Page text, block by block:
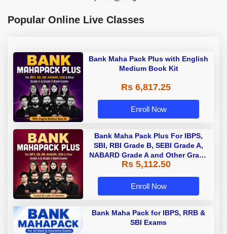
Popular Online Live Classes
Bank Maha Pack Plus with English
Medium Book Kit
Rs 6,817.25
Enroll Now
Bank Maha Pack Plus For IBPS,
SBI, RBI Grade B, SEBI Grade A,
NABARD Grade A and Other Grade
A & Grade B Bank Exams
Rs 5,112.50
Enroll Now
Bank Maha Pack for IBPS, RRB &
SBI Exams